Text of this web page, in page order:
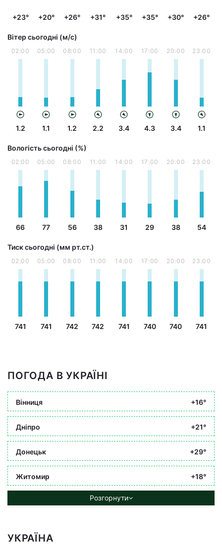
+23° +20° +26° +31° +35° +35° +30° +26°
Вітер сьогодні (м/с)
02:00
1.2
05:00
1.1
08:00
1.2
11:00
2.2
14:00
3.4
17:00
4.3
20:00
3.4
23:00
1.1
Вологість сьогодні (%)
02:00
66
05:00
77
08:00
56
11:00
38
14:00
31
17:00
29
20:00
38
23:00
54
Тиск сьогодні (мм рт.ст.)
02:00
741
05:00
741
08:00
742
11:00
742
14:00
741
17:00
740
20:00
740
23:00
741
ПОГОДА В УКРАЇНІ
Вінниця +16°
Дніпро +21°
Донецьк +29°
Житомир +18°
Розгорнути
УКРАЇНА